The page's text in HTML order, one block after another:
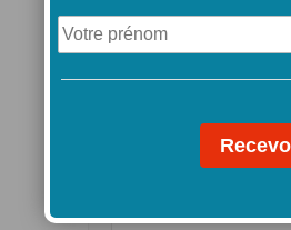
website in this